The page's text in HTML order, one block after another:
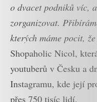
o dvacet podniků víc,
zorganizovat.
kterých máme pocit,
Shopaholic Nicol,
youtuberů v Česku a
Instagramu, kde její
přes 750 tisíc lidí.